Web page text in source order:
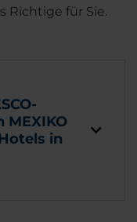
Richtige für Sie.
in